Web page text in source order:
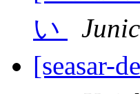
い
[seasar-